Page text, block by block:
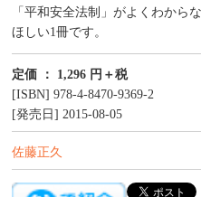
「平和安全法制」がよくわから
ほしい1冊です。
定価 ： 1,296 円＋税
[ISBN] 978-4-8470-9369-2
[発売日] 2015-08-05
佐藤正久